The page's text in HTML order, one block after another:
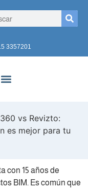
3357201
vs Revizto:
es mejor para tu
con 15 años de
BIM. Es común que